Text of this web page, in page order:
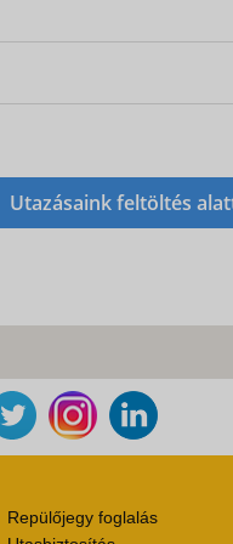
Utazásaink feltöltés
Repülőjegy foglalás